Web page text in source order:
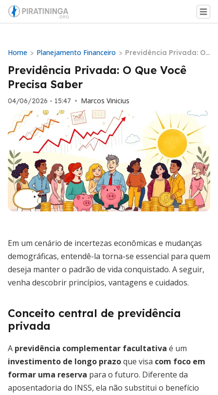
Home > Planejamento Financeiro > Previdência Privada: O
Que Você Precisa Saber
Previdência Privada: O Que Você
Precisa Saber
04/06/2026 - 15:47 • Marcos Vinicius
Em um cenário de incertezas econômicas e mudanças
demográficas, entendê-la torna-se essencial para quem
deseja manter o padrão de vida conquistado. A seguir,
venha descobrir princípios, vantagens e cuidados.
Conceito central de previdência
privada
A previdência complementar facultativa é um
investimento de longo prazoque visa com foco em
formar uma reserva para o futuro. Diferente da
aposentadoria do INSS, ela não substitui o benefício